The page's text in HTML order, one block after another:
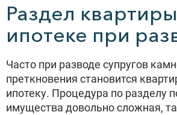
Раздел
ипотеке при
Часто при разводе супругов
преткновения становится
ипотеку. Процедура по разделу
имущества довольно сложная,